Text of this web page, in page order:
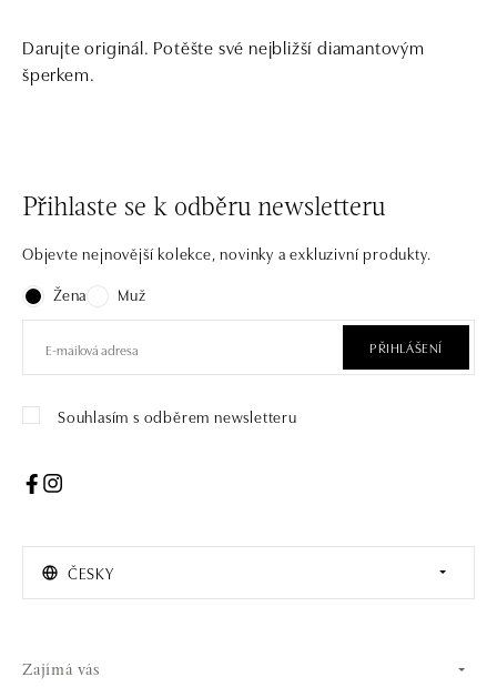
Darujte originál. Potěšte své nejbližší diamantovým
šperkem.
Přihlaste se k odběru newsletteru
Objevte nejnovější kolekce, novinky a exkluzivní produkty.
Žena
Muž
PŘIHLÁŠENÍ
Souhlasím s odběrem newsletteru
ČESKY
Zajímá vás